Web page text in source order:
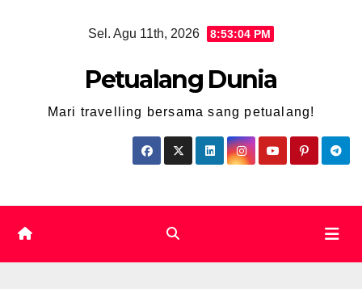
Sel. Agu 11th, 2026 8:53:05 PM
Petualang Dunia
Mari travelling bersama sang petualang!